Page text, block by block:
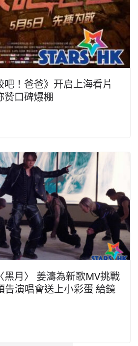
吧！爸爸》开启上海看片
赞口碑爆棚
黑月〉 姜濤為新歌MV挑戰
告演唱會送上小彩蛋 給鏡